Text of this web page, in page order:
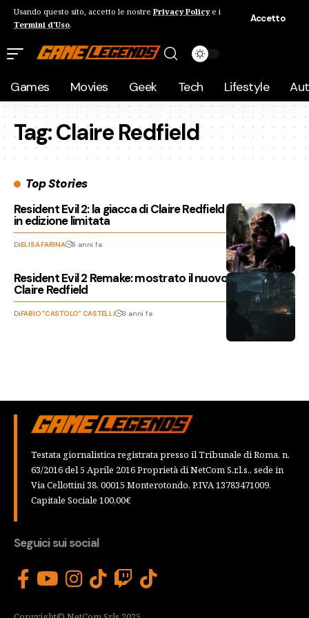
Usando questo sito, accetto le nostre Privacy Policye i
Termini d'Uso.
Accetto
Games Movies Geek Tech Lifestyle
Tag:Claire Redfield
Top Stories
Resident Evil 2: la giacca di Claire Redfield è in vendita
in edizione limitata
DiELISA FARINA 6 anni fa
Resident Evil 2 Remake: mostrato il nuovo look di
Claire Redfield
DiFABIO "CASTOLO" CASTELLI 8 anni fa
Testata giornalistica registrata presso il Tribunale di Roma, n.
63/2016 del 5 Aprile 2016 Proprietà di NetCom S.r.l.s., sede in
Via Cellottini 38, 00015 Monterotondo, P.IVA 13783471009,
Capitale Sociale 100,00€
Seguici sui social